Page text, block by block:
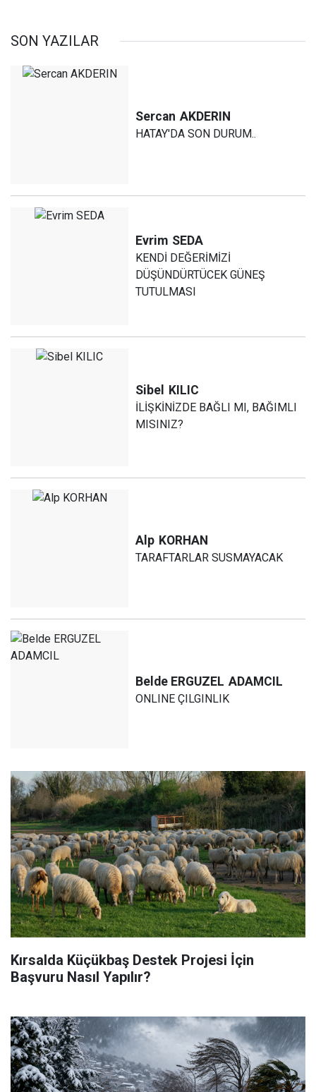
SON YAZILAR
Sercan AKDERIN
HATAY'DA SON DURUM..
Evrim SEDA
KENDİ DEĞERİMİZİ
DÜŞÜNDÜRTÜCEK GÜNEŞ
TUTULMASI
Sibel KILIC
İLİŞKİNİZDE BAĞLI MI, BAĞIMLI
MISINIZ?
Alp KORHAN
TARAFTARLAR SUSMAYACAK
Belde ERGUZEL ADAMCIL
ONLINE ÇILGINLIK
Kırsalda Küçükbaş Destek Projesi İçin
Başvuru Nasıl Yapılır?